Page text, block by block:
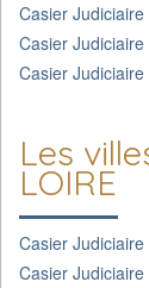
Casier
Casier
Casier
Les
LOIRE
Casier
Casier